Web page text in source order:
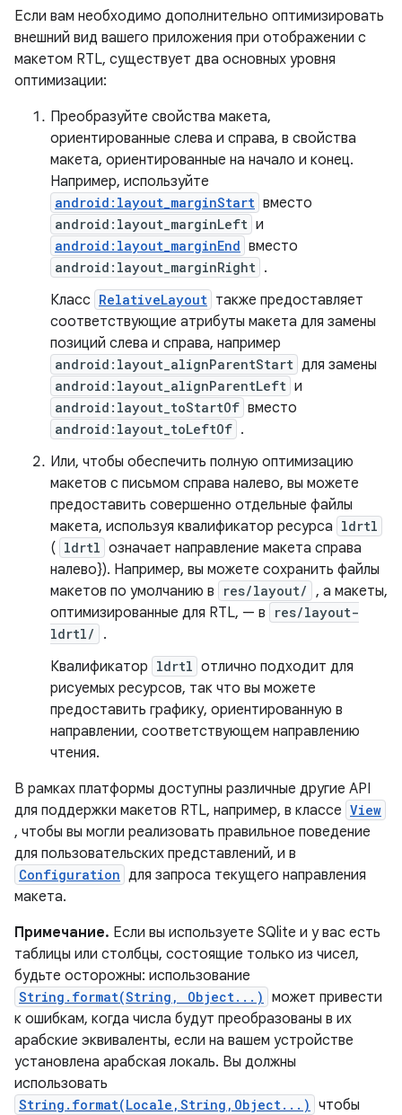
Если вам необходимо дополнительно оптимизировать
внешний вид вашего приложения при отображении с
макетом RTL, существует два основных уровня
оптимизации:
Преобразуйте свойства макета,
ориентированные слева и справа, в свойства
макета, ориентированные на начало и конец.
Например, используйте
android:layout_marginStart вместо
android:layout_marginLeft и
android:layout_marginEnd вместо
android:layout_marginRight .
Класс RelativeLayout также предоставляет
соответствующие атрибуты макета для замены
позиций слева и справа, например
android:layout_alignParentStart для замены
android:layout_alignParentLeft и
android:layout_toStartOf вместо
android:layout_toLeftOf .
Или, чтобы обеспечить полную оптимизацию
макетов с письмом справа налево, вы можете
предоставить совершенно отдельные файлы
макета, используя квалификатор ресурса ldrtl
( ldrtl означает направление макета справа
налево}). Например, вы можете сохранить файлы
макетов по умолчанию в
res/layout/ , а макеты,
оптимизированные для RTL, — в
res/layout-
ldrtl/
.
Квалификатор ldrtl отлично подходит для
рисуемых ресурсов, так что вы можете
предоставить графику, ориентированную в
направлении, соответствующем направлению
чтения.
В рамках платформы доступны различные другие API
для поддержки макетов RTL, например, в классе View
, чтобы вы могли реализовать правильное поведение
для пользовательских представлений, и в
Configuration для запроса текущего направления
макета.
Примечание. Если вы используете SQlite и у вас есть
таблицы или столбцы, состоящие только из чисел,
будьте осторожны: использование
String.format(String, Object...) может привести
к ошибкам, когда числа будут преобразованы в их
арабские эквиваленты, если на вашем устройстве
установлена ​​арабская локаль. Вы должны
использовать
String.format(Locale,String,Object...) чтобы